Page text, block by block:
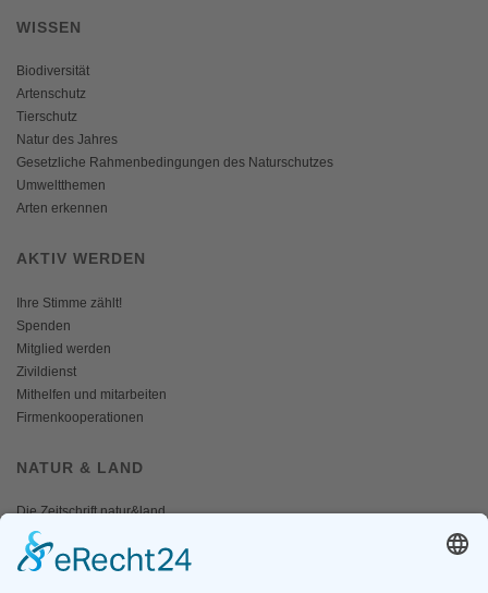
WISSEN
Biodiversität
Artenschutz
Tierschutz
Natur des Jahres
Gesetzliche Rahmenbedingungen des Naturschutzes
Umweltthemen
Arten erkennen
AKTIV WERDEN
Ihre Stimme zählt!
Spenden
Mitglied werden
Zivildienst
Mithelfen und mitarbeiten
Firmenkooperationen
NATUR & LAND
Die Zeitschrift natur&land
Archiv
Mediadaten